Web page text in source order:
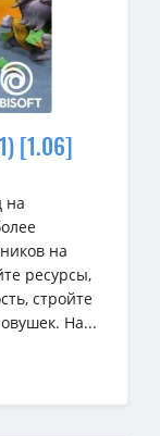
[1.06]
на
на
ресурсы,
стройте
На...